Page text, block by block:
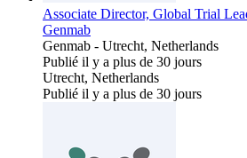
Associate Director, Global Trial
Genmab
Genmab - Utrecht, Netherlands
Publié il y a plus de 30 jours
Utrecht, Netherlands
Publié il y a plus de 30 jours